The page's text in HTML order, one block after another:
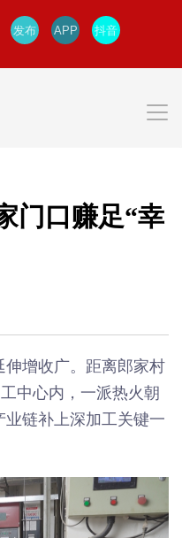
发布 APP 抖音
门口赚足“幸
增收广。距离郎家村
中心内，一派热火朝
链补上深加工关键一